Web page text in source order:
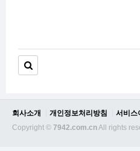
회사소개 개인정보처리방침
서비스
Copyright © 7942.com.cnAll rights